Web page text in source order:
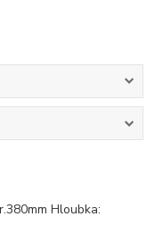
Hloubka: